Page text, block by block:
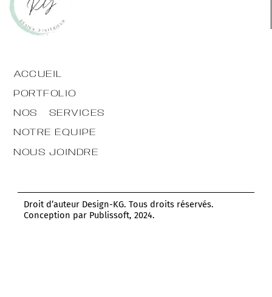
ACCUEIL
PORTFOLIO
NOS SERVICES
NOTRE ÉQUIPE
NOUS JOINDRE
Droit d’auteur Design-KG. Tous droits réservés.
Conception par Publissoft, 2024.